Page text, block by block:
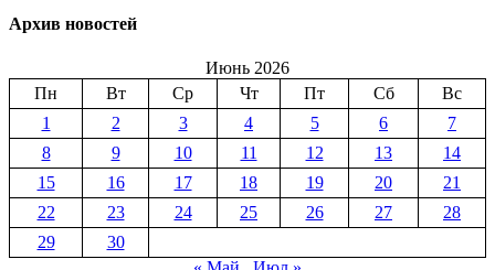
Архив новостей
Июнь 2026
Пн
Вт Ср Чт Пт Сб
Вс
1
2 3 4 5 6
7
8
9 10 11 12 13
14
15
16 17 18 19 20
21
22
23 24 25 26 27
28
29
30